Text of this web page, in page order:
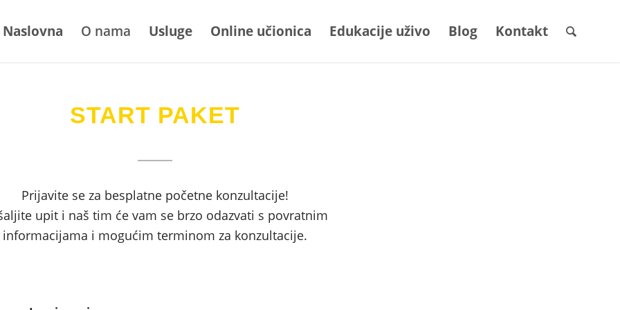
Naslovna O nama Usluge Online učionica Edukacije uživo Blog Kontakt
START PAKET
Prijavite se za besplatne početne konzultacije!
upit i naš tim će vam se brzo odazvati s povratnim
informacijama i mogućim terminom za konzultacije.